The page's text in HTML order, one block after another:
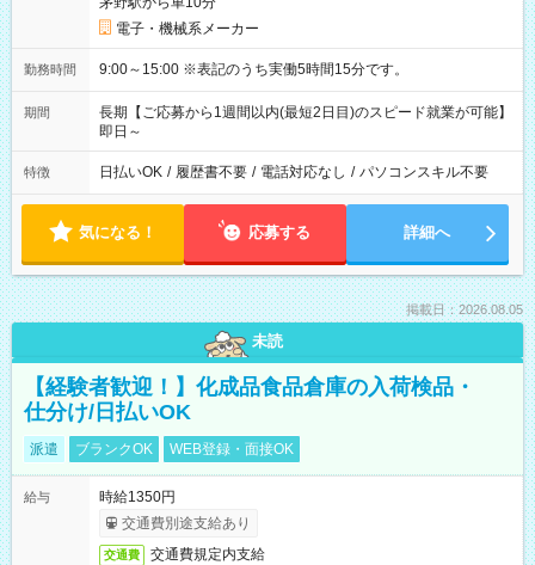
電子・機械系メーカー
勤務時間 9:00～15:00 ※表記のうち実働5時間15分です。
期間
長期【ご応募から1週間以内(最短2日目)のスピード就業が可能】
即日～
特徴 日払いOK / 履歴書不要 / 電話対応なし / パソコンスキル不要
気になる！ 応募する 詳細へ
掲載日：2026.08.05
未読
【経験者歓迎！】化成品食品倉庫の入荷検品・
仕分け/日払いOK
派遣 ブランクOK WEB登録・面接OK
給与
時給1350円
交通費別途支給あり
交通費 交通費規定内支給